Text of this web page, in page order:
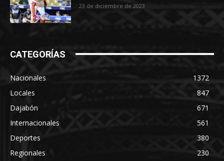
23 de diciembre de 2023
CATEGORÍAS
Nacionales
1372
Locales
847
Dajabón
671
Internacionales
561
Deportes
380
Regionales
230